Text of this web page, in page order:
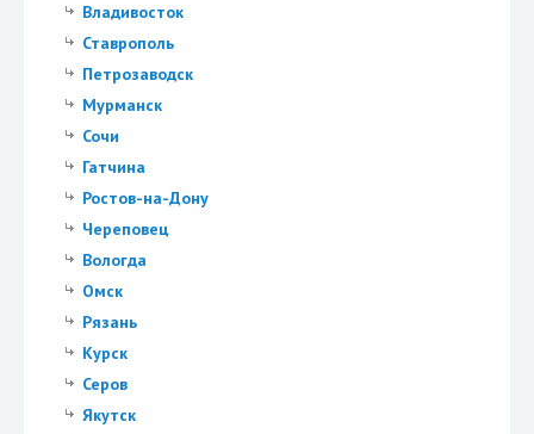
Владивосток
Ставрополь
Петрозаводск
Мурманск
Сочи
Гатчина
Ростов-на-Дону
Череповец
Вологда
Омск
Рязань
Курск
Серов
Якутск